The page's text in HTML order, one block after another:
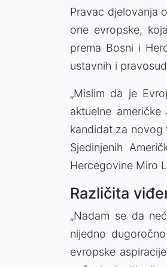
Pravac djelovanja
one evropske,
prema Bosni i
ustavnih i
„Mislim da je
aktuelne
kandidat za novog
Sjedinjenih
Hercegovine Miro
Različita
„Nadam se da
nijedno
evropske